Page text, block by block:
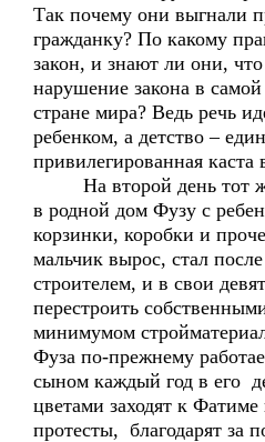
Так почему они выгнали
гражданку? По какому
закон, и знают ли они, что
нарушение закона в
стране мира? Ведь речь
ребенком, а детство –
привилегированная
На второй день тот же
в родной дом Фузу с
корзинки, коробки и
мальчик вырос, стал
строителем, и в свои
перестроить
минимумом
Фуза по-прежнему
сыном каждый год в его
цветами заходят к
протесты, благодарят за